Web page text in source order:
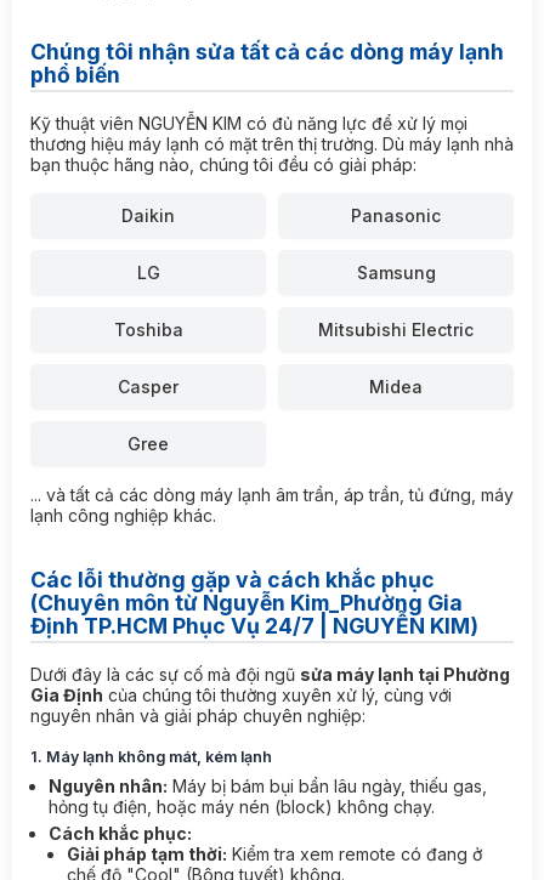
Chúng tôi nhận sửa tất cả các dòng máy lạnh
phổ biến
Kỹ thuật viên NGUYỄN KIM có đủ năng lực để xử lý mọi
thương hiệu máy lạnh có mặt trên thị trường. Dù máy lạnh nhà
bạn thuộc hãng nào, chúng tôi đều có giải pháp:
Daikin Panasonic
LG Samsung
Toshiba Mitsubishi Electric
Casper Midea
Gree
... và tất cả các dòng máy lạnh âm trần, áp trần, tủ đứng, máy
lạnh công nghiệp khác.
Các lỗi thường gặp và cách khắc phục
(Chuyên môn từ Nguyễn Kim_Phường Gia
Định TP.HCM Phục Vụ 24/7 | NGUYỄN KIM)
Dưới đây là các sự cố mà đội ngũ sửa máy lạnh tại Phường
Gia Định của chúng tôi thường xuyên xử lý, cùng với
nguyên nhân và giải pháp chuyên nghiệp:
1. Máy lạnh không mát, kém lạnh
Nguyên nhân: Máy bị bám bụi bẩn lâu ngày, thiếu gas,
hỏng tụ điện, hoặc máy nén (block) không chạy.
Cách khắc phục:
Giải pháp tạm thời: Kiểm tra xem remote có đang ở
chế độ "Cool" (Bông tuyết) không.